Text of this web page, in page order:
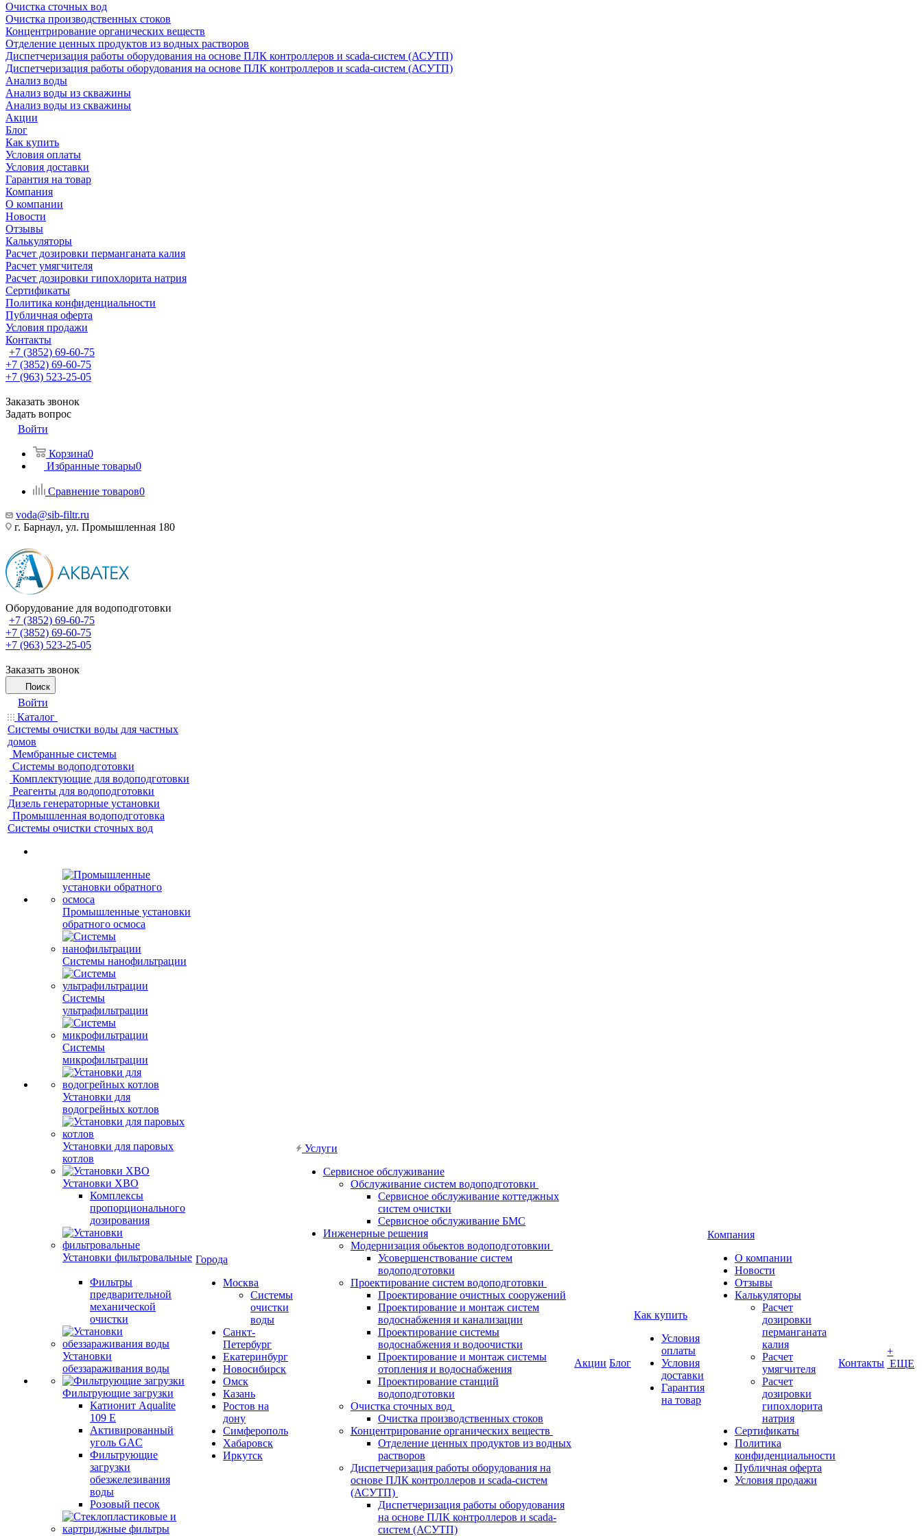
Очистка сточных вод
Очистка производственных стоков
Концентрирование органических веществ
Отделение ценных продуктов из водных растворов
Диспетчеризация работы оборудования на основе ПЛК контроллеров и scada-систем (АСУТП)
Диспетчеризация работы оборудования на основе ПЛК контроллеров и scada-систем (АСУТП)
Анализ воды
Анализ воды из скважины
Анализ воды из скважины
Акции
Блог
Как купить
Условия оплаты
Условия доставки
Гарантия на товар
Компания
О компании
Новости
Отзывы
Калькуляторы
Расчет дозировки перманганата калия
Расчет умягчителя
Расчет дозировки гипохлорита натрия
Сертификаты
Политика конфиденциальности
Публичная оферта
Условия продажи
Контакты
+7 (3852) 69-60-75
+7 (3852) 69-60-75
+7 (963) 523-25-05
Заказать звонок
Задать вопрос
Войти
Корзина0
Избранные товары0
Сравнение товаров0
voda@sib-filtr.ru
г. Барнаул, ул. Промышленная 180
Оборудование для водоподготовки
+7 (3852) 69-60-75
+7 (3852) 69-60-75
+7 (963) 523-25-05
Заказать звонок
Поиск
Войти
Каталог
Системы очистки воды для частных
домов
Мембранные системы
Системы водоподготовки
Комплектующие для водоподготовки
Реагенты для водоподготовки
Дизель генераторные установки
Промышленная водоподготовка
Системы очистки сточных вод
Промышленные установки
обратного осмоса
Системы нанофильтрации
Системы
ультрафильтрации
Системы
микрофильтрации
Установки для
водогрейных котлов
Установки для паровых
котлов
Установки ХВО
Комплексы
пропорционального
дозирования
Установки фильтровальные
Фильтры
предварительной
механической
очистки
Установки
обеззараживания воды
Фильтрующие загрузки
Катионит Aqualite
109 E
Активированный
уголь GAC
Фильтрующие
загрузки
обезжелезивания
воды
Розовый песок
Города
Москва
Системы
очистки
воды
Санкт-
Петербург
Екатеринбург
Новосибирск
Омск
Казань
Ростов на
дону
Симферополь
Хабаровск
Иркутск
Услуги
Сервисное обслуживание
Обслуживание систем водоподготовки
Сервисное обслуживание коттеджных
систем очистки
Сервисное обслуживание БМС
Инженерные решения
Модернизация обьектов водоподготовкии
Усовершенствование систем
водоподготовки
Проектирование систем водоподготовки
Проектирование очистных сооружений
Проектирование и монтаж систем
водоснабжения и канализации
Проектирование системы
водоснабжения и водоочистки
Проектирование и монтаж системы
отопления и водоснабжения
Проектирование станций
водоподготовки
Очистка сточных вод
Очистка производственных стоков
Концентрирование органических веществ
Отделение ценных продуктов из водных
растворов
Диспетчеризация работы оборудования на
основе ПЛК контроллеров и scada-систем
(АСУТП)
Диспетчеризация работы оборудования
на основе ПЛК контроллеров и scada-
систем (АСУТП)
Акции Блог
Как купить
Условия
оплаты
Условия
доставки
Гарантия
на товар
Компания
О компании
Новости
Отзывы
Калькуляторы
Расчет
дозировки
перманганата
калия
Расчет
умягчителя
Расчет
дозировки
гипохлорита
натрия
Сертификаты
Политика
конфиденциальности
Публичная оферта
Условия продажи
Контакты
+
ЕЩЕ